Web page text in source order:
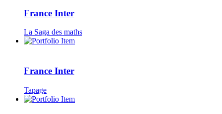
France Inter
La Saga des maths
France Inter
Tapage